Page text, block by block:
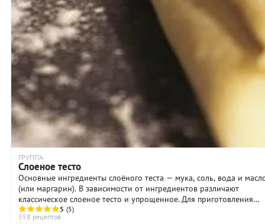
ГРУППА
Слоеное тесто
Основные ингредиенты слоёного теста — мука, соль, вода и
(или маргарин). В зависимости от ингредиентов различают
классическое слоеное тесто и упрощенное. Для приготовления
классического ...
5 (5)
558 рецептов